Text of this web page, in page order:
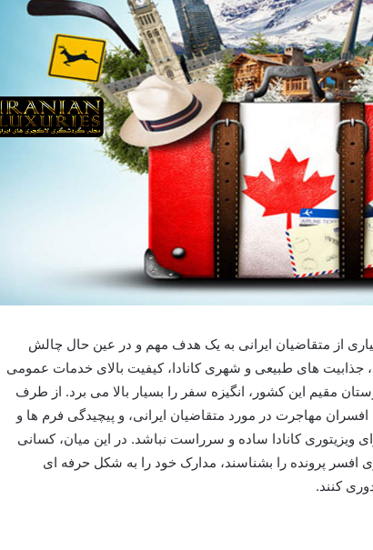
از متقاضیان ایرانی به یک هدف مهم و در عین حال چالش
جذابیت های طبیعی و شهری کانادا، کیفیت بالای خدمات عمومی
مقیم این کشور، انگیزه سفر را بسیار بالا می برد. از طرف
مهاجرت در مورد متقاضیان ایرانی، و پیچیدگی فرم ها و
ویزیتوری کانادا ساده و سرراست نباشد. در این میان، کسانی
پرونده را بشناسند، مدارک خود را به شکل حرفه ای
کنند.